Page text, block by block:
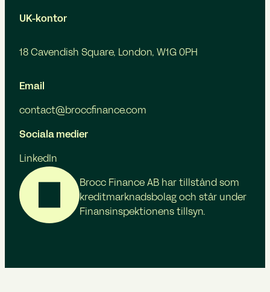
UK-kontor
18 Cavendish Square, London, W1G 0PH
Email
contact@broccfinance.com
Sociala medier
LinkedIn
Brocc Finance AB har tillstånd som
kreditmarknadsbolag och står under
Finansinspektionens tillsyn.